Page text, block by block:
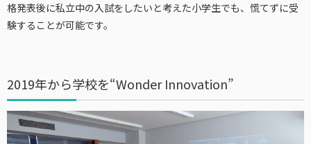
格発表後に私立中の入試をしたいと考えた小学生でも、慌てずに受
験することが可能です。
2019年から学校を“Wonder Innovation”